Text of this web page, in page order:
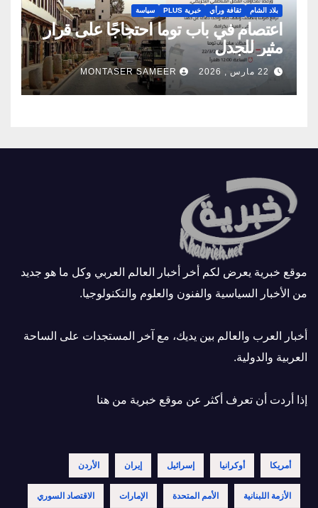
بلاد الشام ثقافة ورأي خبرية PLUS سياسة
اعتصام في باب توما احتجاجًا على قرار
مثير للجدل
22 مارس , 2026 MONTASER SAMEER
موقع خبرية يعرض لكم أخر أخبار العالم العربي وكل ما هو جديد
من الأخبار السياسية والفنون والعلوم والتكنولوجيا.
أخبار العرب والعالم بين يديك، مع آخر المستجدات على الساحة
العربية والدولية.
إذا أردت أن تعرف أكثر عن موقع خبرية من هنا
أمريكا أوكرانيا إسرائيل إيران الأردن
الأزمة اللبنانية الأمم المتحدة الإمارات الاقتصاد السوري